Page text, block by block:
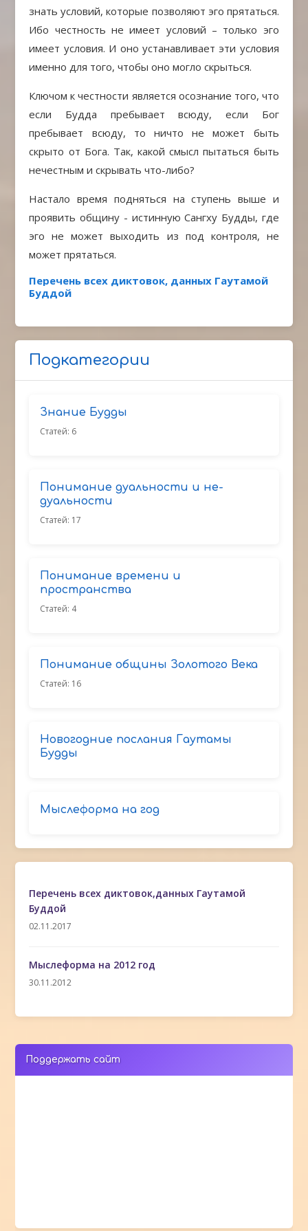
знать условий, которые позволяют эго прятаться.
Ибо честность не имеет условий – только эго
имеет условия. И оно устанавливает эти условия
именно для того, чтобы оно могло скрыться.
Ключом к честности является осознание того, что
если Будда пребывает всюду, если Бог
пребывает всюду, то ничто не может быть
скрыто от Бога. Так, какой смысл пытаться быть
нечестным и скрывать что-либо?
Настало время подняться на ступень выше и
проявить общину - истинную Сангху Будды, где
эго не может выходить из под контроля, не
может прятаться.
Перечень всех диктовок, данных Гаутамой
Буддой
Подкатегории
Знание Будды
Статей: 6
Понимание дуальности и не-
дуальности
Статей: 17
Понимание времени и
пространства
Статей: 4
Понимание общины Золотого Века
Статей: 16
Новогодние послания Гаутамы
Будды
Мыслеформа на год
Перечень всех диктовок,данных Гаутамой
Буддой
02.11.2017
Мыслеформа на 2012 год
30.11.2012
Поддержать сайт